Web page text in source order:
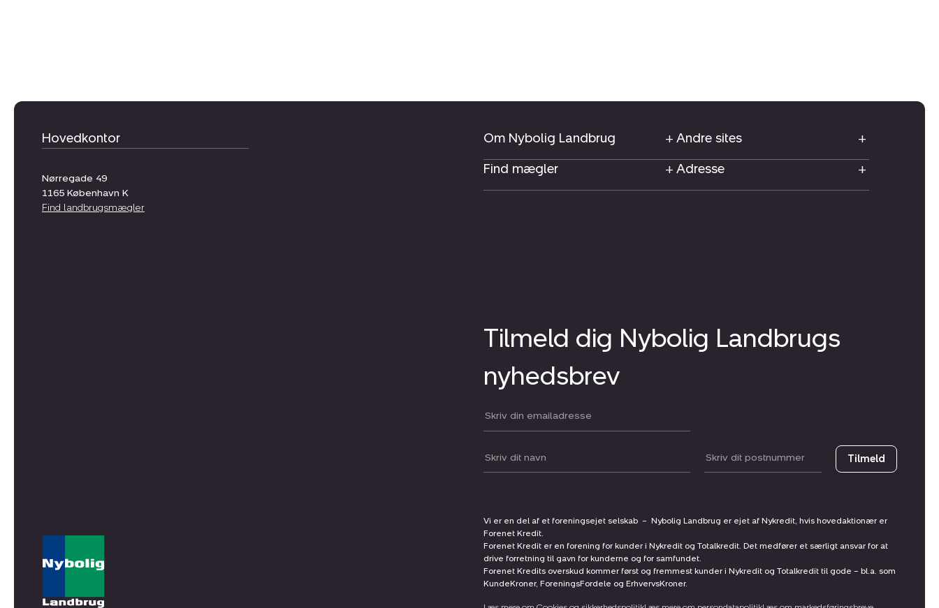
Hovedkontor
Nørregade 49
1165 København K
Find landbrugsmægler
Om Nybolig Landbrug
Andre sites
Find mægler
Adresse
Tilmeld dig Nybolig Landbrugs
nyhedsbrev
Din email:
Dit navn: Postnummer Tilmeld
Vi er en del af et foreningsejet selskab – Nybolig Landbrug er ejet af Nykredit, hvis hovedaktionær er
Forenet Kredit.
Forenet Kredit er en forening for kunder i Nykredit og Totalkredit. Det medfører et særligt ansvar for at
drive forretning til gavn for kunderne og for samfundet.
Forenet Kredits overskud kommer først og fremmest kunder i Nykredit og Totalkredit til gode – bl.a. som
KundeKroner, ForeningsFordele og ErhvervsKroner.